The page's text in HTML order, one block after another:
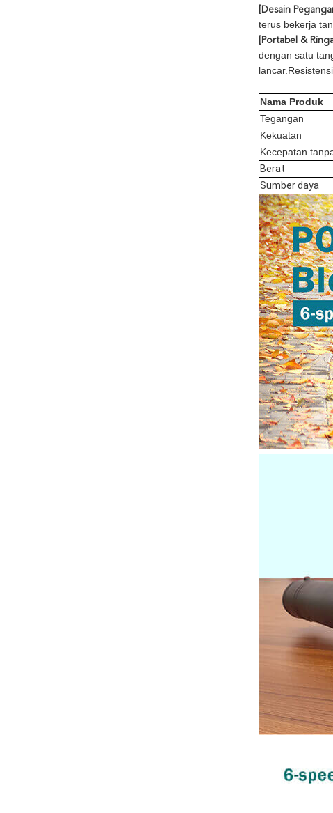
[Desain
terus bekerja
[Portabel &
dengan satu
Nama Produk
Tegangan
Kekuatan
Kecepatan
Berat
Sumber daya